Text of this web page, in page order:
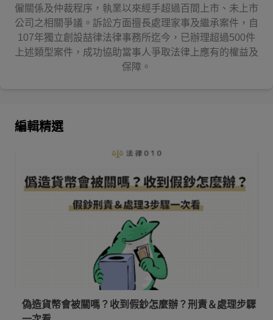
僱關係及仲裁程序，執業以來經手超過百間上市、未上市
公司之相關爭議。訴訟方面擅長處理家事及繼承案件，自
107年獨立創設喆律法律事務所迄今，已辦理超過500件
上述類型案件，成功協助當事人爭取法律上應有的權益及
保障。
編輯精選
偽造貨幣會被關嗎？收到假鈔怎麼辦？刑責＆處理步驟